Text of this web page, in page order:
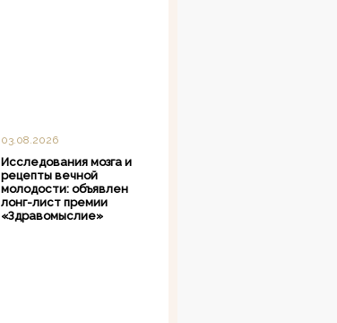
03.08.2026
Исследования мозга и
рецепты вечной
молодости: объявлен
лонг-лист премии
«Здравомыслие»